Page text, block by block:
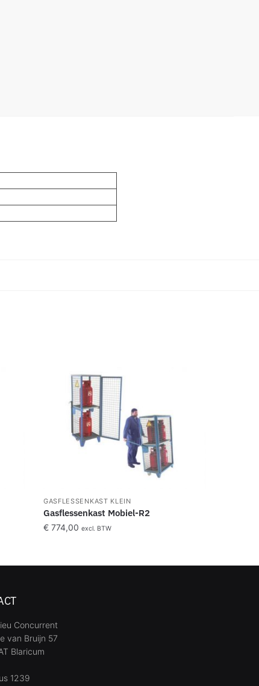
GASFLESSENKAST KLEIN
Gasflessenkast Mobiel-R2
€774,00 excl. BTW
Concurrent
van Bruijn 57
Blaricum
1239